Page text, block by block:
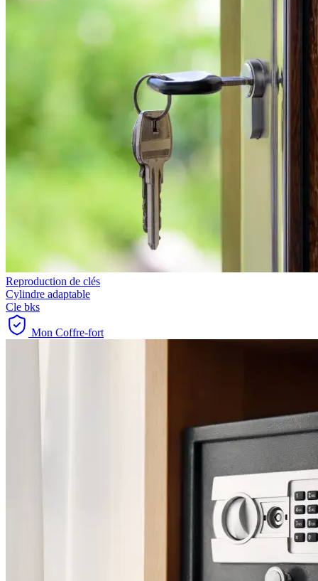
Reproduction de clés
Cylindre adaptable
Cle bks
Mon Coffre-fort